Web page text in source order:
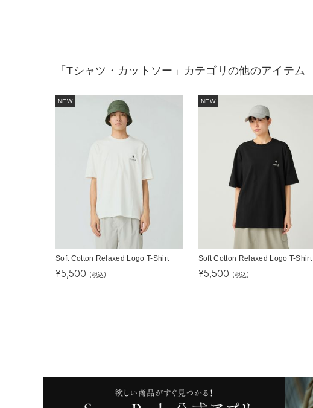
「Tシャツ・カットソー」カテゴリの他のアイテム
NEW
Soft Cotton Relaxed Logo T-Shirt
¥5,500 (税込)
NEW
Soft Cotton Relaxed Logo T-Shirt
¥5,500 (税込)